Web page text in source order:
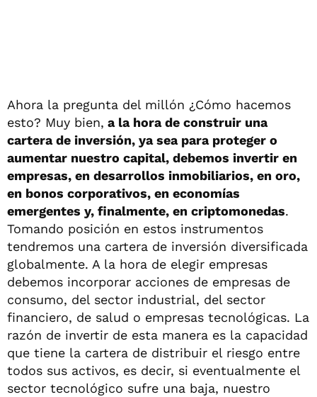
Ahora la pregunta del millón ¿Cómo hacemos
esto? Muy bien, a la hora de construir una
cartera de inversión, ya sea para proteger o
aumentar nuestro capital, debemos invertir en
empresas, en desarrollos inmobiliarios, en oro,
en bonos corporativos, en economías
emergentes y, finalmente, en criptomonedas.
Tomando posición en estos instrumentos
tendremos una cartera de inversión diversificada
globalmente. A la hora de elegir empresas
debemos incorporar acciones de empresas de
consumo, del sector industrial, del sector
financiero, de salud o empresas tecnológicas. La
razón de invertir de esta manera es la capacidad
que tiene la cartera de distribuir el riesgo entre
todos sus activos, es decir, si eventualmente el
sector tecnológico sufre una baja, nuestro